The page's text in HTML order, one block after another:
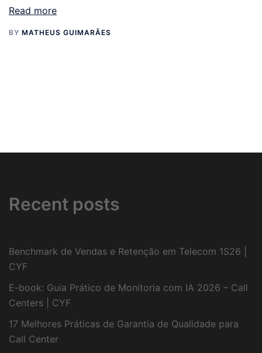
Read more
BY MATHEUS GUIMARÃES
Recent posts
Benchmark de Vendas e Retenção em Telecom 1S26 |
CYF
E-book: Guia Prático de Monitoria com IA 2026 – Call
Centers | CYF
17 Melhores Práticas de Garantia de Qualidade para
Call Center